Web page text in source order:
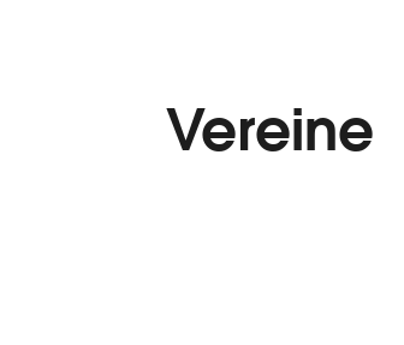
Vereine